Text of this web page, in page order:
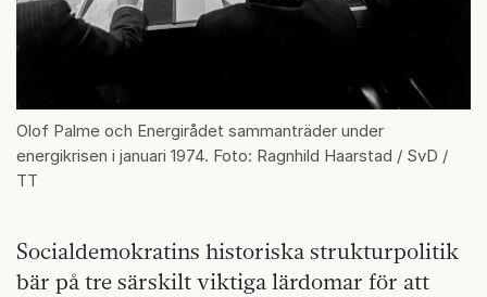
Olof Palme och Energirådet sammanträder under
energikrisen i januari 1974. Foto: Ragnhild Haarstad / SvD /
TT
Socialdemokratins historiska strukturpolitik
bär på tre särskilt viktiga lärdomar för att